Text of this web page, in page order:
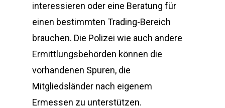
interessieren oder eine Beratung für
einen bestimmten Trading-Bereich
brauchen. Die Polizei wie auch andere
Ermittlungsbehörden können die
vorhandenen Spuren, die
Mitgliedsländer nach eigenem
Ermessen zu unterstützen.